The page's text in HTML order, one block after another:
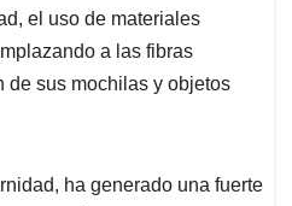
el uso de materiales
a las fibras
de sus mochilas y objetos
ha generado una fuerte